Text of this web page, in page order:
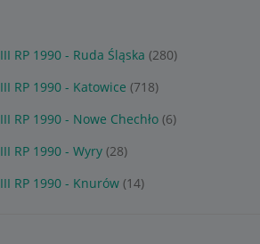
III RP 1990 - Ruda Śląska (280)
III RP 1990 - Katowice (718)
III RP 1990 - Nowe Chechło (6)
III RP 1990 - Wyry (28)
III RP 1990 - Knurów (14)